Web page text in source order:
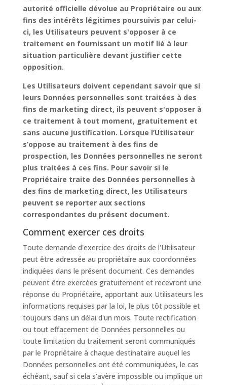
autorité officielle dévolue au Propriétaire ou aux
fins des intérêts légitimes poursuivis par celui-
ci, les Utilisateurs peuvent s'opposer à ce
traitement en fournissant un motif lié à leur
situation particulière devant justifier cette
opposition.
Les Utilisateurs doivent cependant savoir que si
leurs Données personnelles sont traitées à des
fins de marketing direct, ils peuvent s'opposer à
ce traitement à tout moment, gratuitement et
sans aucune justification. Lorsque l’Utilisateur
s’oppose au traitement à des fins de
prospection, les Données personnelles ne seront
plus traitées à ces fins. Pour savoir si le
Propriétaire traite des Données personnelles à
des fins de marketing direct, les Utilisateurs
peuvent se reporter aux sections
correspondantes du présent document.
Comment exercer ces droits
Toute demande d'exercice des droits de l'Utilisateur
peut être adressée au propriétaire aux coordonnées
indiquées dans le présent document. Ces demandes
peuvent être exercées gratuitement et recevront une
réponse du Propriétaire, apportant aux Utilisateurs les
informations requises par la loi, le plus tôt possible et
toujours dans un délai d'un mois. Toute rectification
ou tout effacement de Données personnelles ou
toute limitation du traitement seront communiqués
par le Propriétaire à chaque destinataire auquel les
Données personnelles ont été communiquées, le cas
échéant, sauf si cela s’avère impossible ou implique un